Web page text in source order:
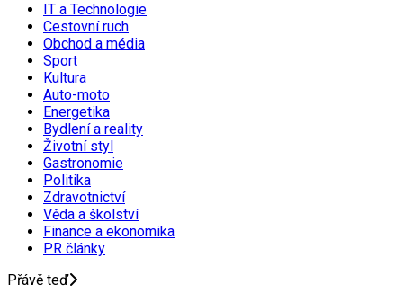
IT a Technologie
Cestovní ruch
Obchod a média
Sport
Kultura
Auto-moto
Energetika
Bydlení a reality
Životní styl
Gastronomie
Politika
Zdravotnictví
Věda a školství
Finance a ekonomika
PR články
Přávě teď